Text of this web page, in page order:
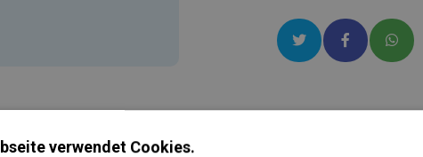
verwendet Cookies.